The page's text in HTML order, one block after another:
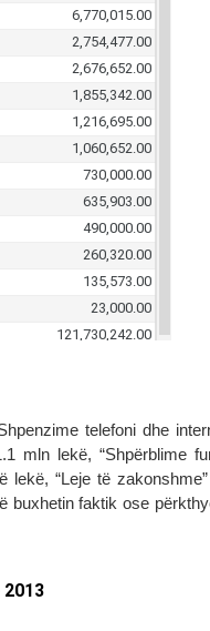
telefoni dhe
mln lekë, “Shpërblime
lekë, “Leje të
buxhetin faktik ose